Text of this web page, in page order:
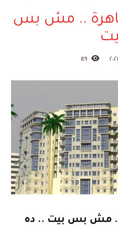
.. مش بس
١٤٩
مش بس بيت .. ده